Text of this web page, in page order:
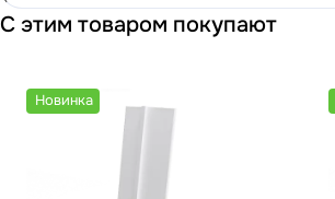
С этим товаром покупают
Новинка